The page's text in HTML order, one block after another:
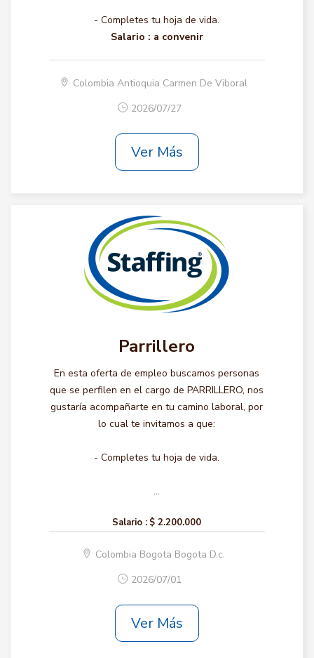
- Completes tu hoja de vida.
Salario : a convenir
Colombia Antioquia Carmen De Viboral
2026/07/27
Ver Más
Parrillero
En esta oferta de empleo buscamos personas
que se perfilen en el cargo de PARRILLERO, nos
gustaría acompañarte en tu camino laboral, por
lo cual te invitamos a que:
- Completes tu hoja de vida.
...
Salario : $ 2.200.000
Colombia Bogota Bogota D.c.
2026/07/01
Ver Más